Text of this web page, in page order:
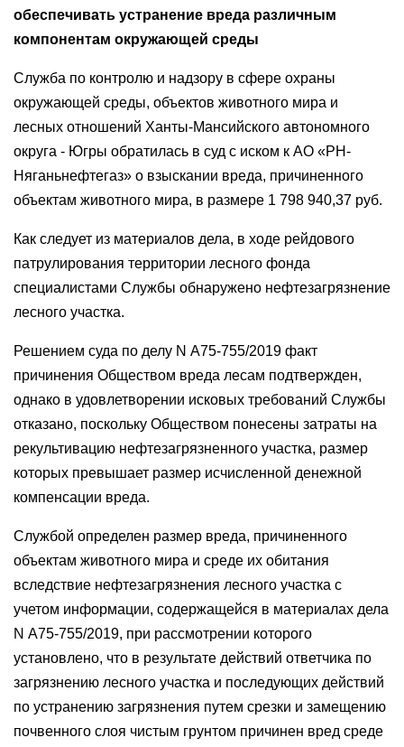
обеспечивать устранение вреда различным
компонентам окружающей среды
Служба по контролю и надзору в сфере охраны
окружающей среды, объектов животного мира и
лесных отношений Ханты-Мансийского автономного
округа - Югры обратилась в суд с иском к АО «РН-
Няганьнефтегаз» о взыскании вреда, причиненного
объектам животного мира, в размере 1 798 940,37 руб.
Как следует из материалов дела, в ходе рейдового
патрулирования территории лесного фонда
специалистами Службы обнаружено нефтезагрязнение
лесного участка.
Решением суда по делу N А75-755/2019 факт
причинения Обществом вреда лесам подтвержден,
однако в удовлетворении исковых требований Службы
отказано, поскольку Обществом понесены затраты на
рекультивацию нефтезагрязненного участка, размер
которых превышает размер исчисленной денежной
компенсации вреда.
Службой определен размер вреда, причиненного
объектам животного мира и среде их обитания
вследствие нефтезагрязнения лесного участка с
учетом информации, содержащейся в материалах дела
N А75-755/2019, при рассмотрении которого
установлено, что в результате действий ответчика по
загрязнению лесного участка и последующих действий
по устранению загрязнения путем срезки и замещению
почвенного слоя чистым грунтом причинен вред среде